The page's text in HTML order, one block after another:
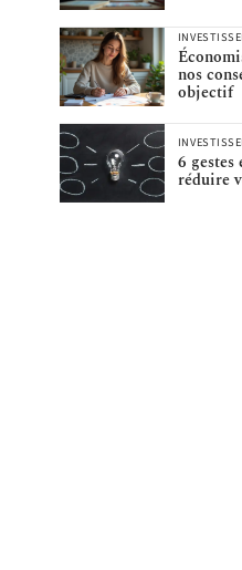
nos
objectif
6
réduire